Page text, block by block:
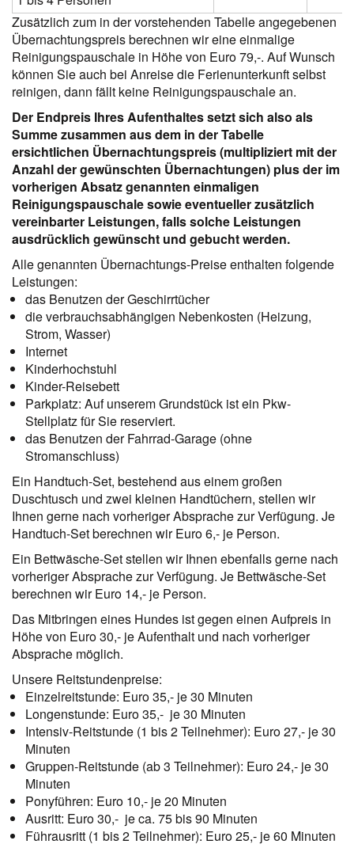
Zusätzlich zum in der vorstehenden Tabelle angegebenen
Übernachtungspreis berechnen wir eine einmalige
Reinigungspauschale in Höhe von Euro 79,-. Auf Wunsch
können Sie auch bei Anreise die Ferienunterkunft selbst
reinigen, dann fällt keine Reinigungspauschale an.
Der Endpreis Ihres Aufenthaltes setzt sich also als
Summe zusammen aus dem in der Tabelle
ersichtlichen Übernachtungspreis (multipliziert mit der
Anzahl der gewünschten Übernachtungen) plus der im
vorherigen Absatz genannten einmaligen
Reinigungspauschale sowie eventueller zusätzlich
vereinbarter Leistungen, falls solche Leistungen
ausdrücklich gewünscht und gebucht werden.
Alle genannten Übernachtungs-Preise enthalten folgende
Leistungen:
das Benutzen der Geschirrtücher
die verbrauchsabhängigen Nebenkosten (Heizung,
Strom, Wasser)
Internet
Kinderhochstuhl
Kinder-Reisebett
Parkplatz: Auf unserem Grundstück ist ein Pkw-
Stellplatz für Sie reserviert.
das Benutzen der Fahrrad-Garage (ohne
Stromanschluss)
Ein Handtuch-Set, bestehend aus einem großen
Duschtusch und zwei kleinen Handtüchern, stellen wir
Ihnen gerne nach vorheriger Absprache zur Verfügung. Je
Handtuch-Set berechnen wir Euro 6,- je Person.
Ein Bettwäsche-Set stellen wir Ihnen ebenfalls gerne nach
vorheriger Absprache zur Verfügung. Je Bettwäsche-Set
berechnen wir Euro 14,- je Person.
Das Mitbringen eines Hundes ist gegen einen Aufpreis in
Höhe von Euro 30,- je Aufenthalt und nach vorheriger
Absprache möglich.
Unsere Reitstundenpreise:
Einzelreitstunde: Euro 35,- je 30 Minuten
Longenstunde: Euro 35,- je 30 Minuten
Intensiv-Reitstunde (1 bis 2 Teilnehmer): Euro 27,- je 30
Minuten
Gruppen-Reitstunde (ab 3 Teilnehmer): Euro 24,- je 30
Minuten
Ponyführen: Euro 10,- je 20 Minuten
Ausritt: Euro 30,- je ca. 75 bis 90 Minuten
Führausritt (1 bis 2 Teilnehmer): Euro 25,- je 60 Minuten